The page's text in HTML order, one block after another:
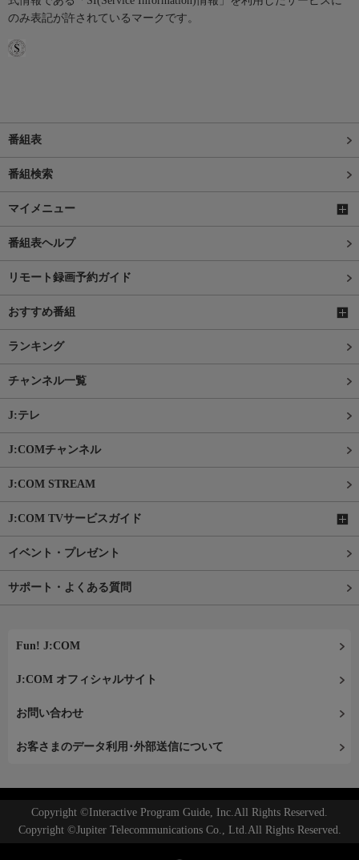
のみ表記が許されているマークです。
番組表
番組検索
マイメニュー
番組表ヘルプ
リモート録画予約ガイド
おすすめ番組
ランキング
チャンネル一覧
J:テレ
J:COMチャンネル
J:COM STREAM
J:COM TVサービスガイド
イベント・プレゼント
サポート・よくある質問
Fun! J:COM
J:COM オフィシャルサイト
お問い合わせ
お客さまのデータ利用･外部送信について
Copyright ©Interactive Program Guide, Inc.All Rights Reserved.
Copyright ©Jupiter Telecommunications Co., Ltd.All Rights Reserved.